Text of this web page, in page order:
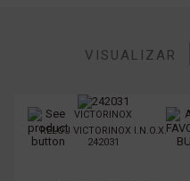
VISUALIZAR
VICTORINOX
RELOJ VICTORINOX I.N.O.X.
242031